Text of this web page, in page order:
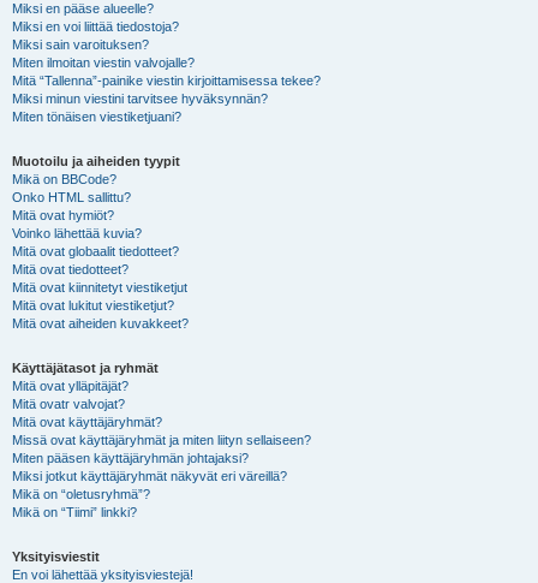
Miksi en pääse alueelle?
Miksi en voi liittää tiedostoja?
Miksi sain varoituksen?
Miten ilmoitan viestin valvojalle?
Mitä “Tallenna”-painike viestin kirjoittamisessa tekee?
Miksi minun viestini tarvitsee hyväksynnän?
Miten tönäisen viestiketjuani?
Muotoilu ja aiheiden tyypit
Mikä on BBCode?
Onko HTML sallittu?
Mitä ovat hymiöt?
Voinko lähettää kuvia?
Mitä ovat globaalit tiedotteet?
Mitä ovat tiedotteet?
Mitä ovat kiinnitetyt viestiketjut
Mitä ovat lukitut viestiketjut?
Mitä ovat aiheiden kuvakkeet?
Käyttäjätasot ja ryhmät
Mitä ovat ylläpitäjät?
Mitä ovatr valvojat?
Mitä ovat käyttäjäryhmät?
Missä ovat käyttäjäryhmät ja miten liityn sellaiseen?
Miten pääsen käyttäjäryhmän johtajaksi?
Miksi jotkut käyttäjäryhmät näkyvät eri väreillä?
Mikä on “oletusryhmä”?
Mikä on “Tiimi” linkki?
Yksityisviestit
En voi lähettää yksityisviestejä!